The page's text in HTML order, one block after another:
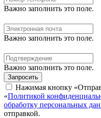
Важно заполнить это поле.
Важно заполнить это поле.
Важно заполнить это поле.
Запросить
Нажимая кнопку
«Политикой
обработку персональных
отправкой.